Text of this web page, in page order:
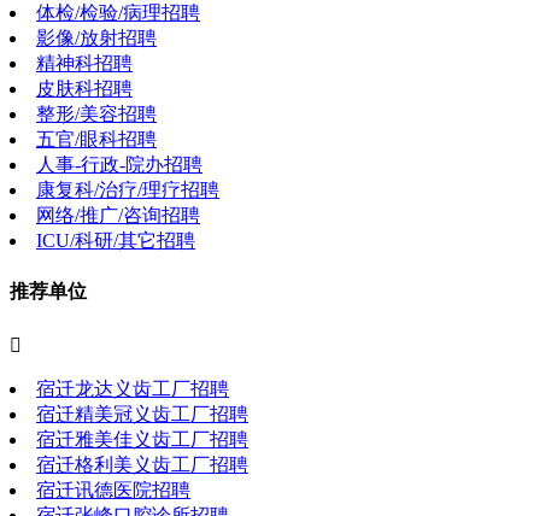
体检/检验/病理招聘
影像/放射招聘
精神科招聘
皮肤科招聘
整形/美容招聘
五官/眼科招聘
人事-行政-院办招聘
康复科/治疗/理疗招聘
网络/推广/咨询招聘
ICU/科研/其它招聘
推荐单位

宿迁龙达义齿工厂招聘
宿迁精美冠义齿工厂招聘
宿迁雅美佳义齿工厂招聘
宿迁格利美义齿工厂招聘
宿迁讯德医院招聘